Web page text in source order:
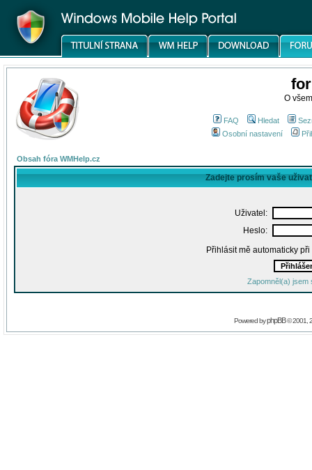
O
FAQ Hledat
Osobní nastavení
Obsah fóra WMHelp.cz
Zadejte prosím vaše
Uživatel:
Heslo:
Přihlásit mě automaticky
Zapomněl(a) jsem
Powered byphpBB© 2001,